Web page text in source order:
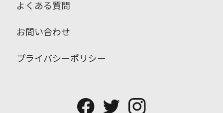
よくある質問
お問い合わせ
プライバシーポリシー